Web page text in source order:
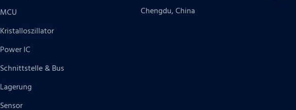
MCU
Kristalloszillator
Power IC
Schnittstelle & Bus
Lagerung
Sensor
Chengdu, China